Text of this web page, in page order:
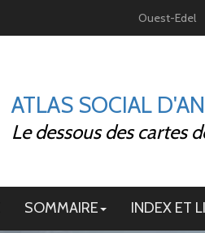
Ouest-Edel
ATLAS SOCIAL
Le dessous des cartes
SOMMAIRE INDEX ET